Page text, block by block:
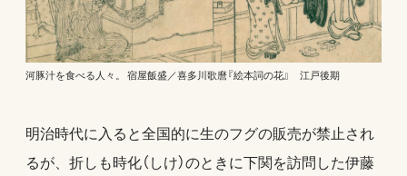
河豚汁を食べる人々。 宿屋飯盛／喜多川歌麿『絵本詞の花』 江戸後期
明治時代に入ると全国的に生のフグの販売が禁止され
るが、折しも時化（しけ）のときに下関を訪問した伊藤